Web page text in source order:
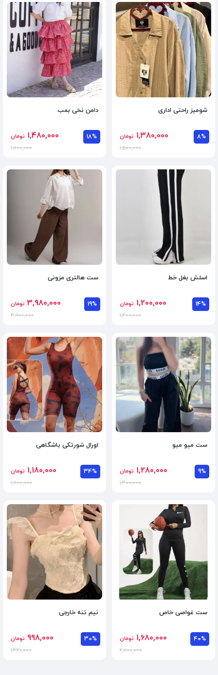
شومیز راحتی اداری
8%
1,380,000 تومان
1,500,000
دامن نخی بمب
18%
1,480,000 تومان
1,800,000
اسلش بغل خط
14%
1,200,000 تومان
1,400,000
ست هالتری مزونی
19%
3,980,000 تومان
4,900,000
ست میو میو
9%
1,280,000 تومان
1,400,000
اورال شورتکی باشگاهی
34%
1,180,000 تومان
1,800,000
ست غواصی خاص
40%
1,680,000 تومان
2,800,000
نیم تنه خارجی
30%
998,000 تومان
1,420,000